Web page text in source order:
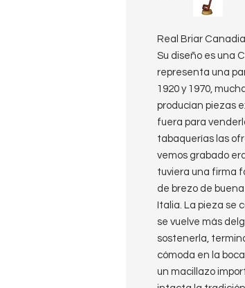
Real Briar
Su diseño es una
representa una
1920 y 1970,
producían piezas
fuera para
tabaquerías las
vemos grabado
tuviera una firma
de brezo de
Italia. La pieza se
se vuelve más
sostenerla,
cómoda en la
un macillazo